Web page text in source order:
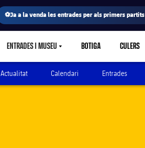
⚽Ja a la venda les entrades per als primers partits
ENTRADES I MUSEULABEL.SHARE.CARETDOWN
BOTIGA CULERS
Actualitat Calendari Entrades